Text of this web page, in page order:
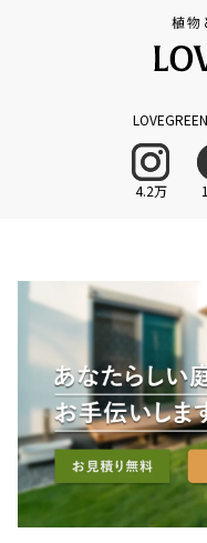
4.2万